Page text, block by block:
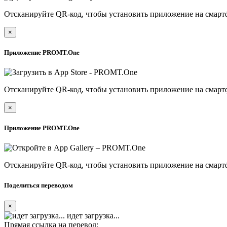
Отсканируйте QR-код, чтобы установить приложение на
×
Приложение PROMT.One
Отсканируйте QR-код, чтобы установить приложение на
×
Приложение PROMT.One
Отсканируйте QR-код, чтобы установить приложение на
Поделиться переводом
×
идет загрузка...
Прямая ссылка на перевод: